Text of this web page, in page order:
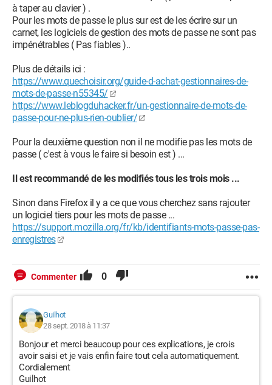
à taper au clavier ) .
Pour les mots de passe le plus sur est de les écrire sur un
carnet, les logiciels de gestion des mots de passe ne sont pas
impénétrables ( Pas fiables )..
Plus de détails ici :
https://www.quechoisir.org/guide-d-achat-gestionnaires-de-
mots-de-passe-n55345/
https://www.leblogduhacker.fr/un-gestionnaire-de-mots-de-
passe-pour-ne-plus-rien-oublier/
Pour la deuxième question non il ne modifie pas les mots de
passe ( c'est à vous le faire si besoin est ) ...
Il est recommandé de les modifiés tous les trois mois ...
Sinon dans Firefox il y a ce que vous cherchez sans rajouter
un logiciel tiers pour les mots de passe ...
https://support.mozilla.org/fr/kb/identifiants-mots-passe-pas-
enregistres
Commenter 0
Guilhot
28 sept. 2018 à 11:37
Bonjour et merci beaucoup pour ces explications, je crois
avoir saisi et je vais enfin faire tout cela automatiquement.
Cordialement
Guilhot